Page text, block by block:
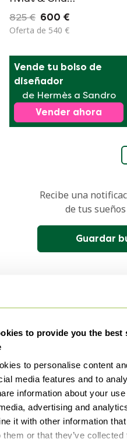
to provide you the best
to personalise content
media features and to
information about your
advertising and
it with other information that
them or that they’ve
Mølgaard-Nielsen
para Soborg, años
825 € 600 €
Oferta de 540 €
Vende tu bolso de
diseñador
de Hermès a Sandro
Vender ahora
Recibe una
de tus
Guardar
Soborg Mobelfabrik Sillas
auxiliares
Soborg Mobelfabrik Muebles
Soborg Mobelfabrik Sillas y